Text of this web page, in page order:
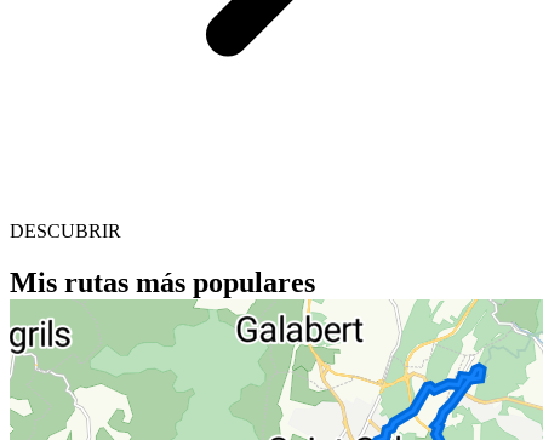
DESCUBRIR
Mis rutas más populares